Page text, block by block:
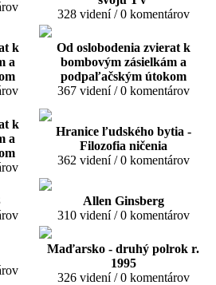
328 videní / 0 komentárov
k
a
Od oslobodenia zvierat k
bombovým zásielkám a
podpaľačským útokom
367 videní / 0 komentárov
k
a
Hranice ľudského bytia -
Filozofia ničenia
362 videní / 0 komentárov
Allen Ginsberg
310 videní / 0 komentárov
Maďarsko - druhý polrok r.
1995
326 videní / 0 komentárov